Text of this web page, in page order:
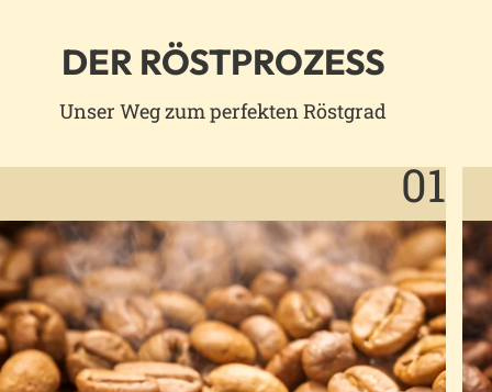
DER RÖSTPROZESS
Unser Weg zum perfekten Röstgrad
01